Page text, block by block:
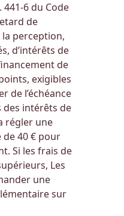
441-6 du Code
de
perception,
d’intérêts de
de
exigibles
de l’échéance
des intérêts de
régler une
40 € pour
Si les frais de
Les
une
sur